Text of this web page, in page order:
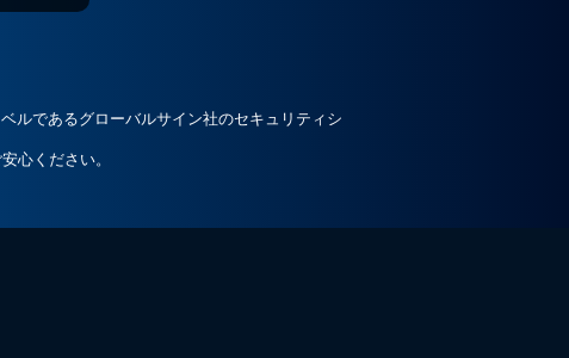
ルであるグローバルサイン社のセキュリティシ
心ください。